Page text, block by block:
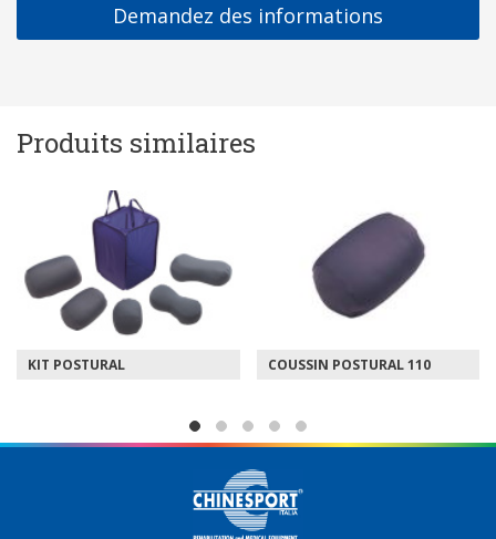
Demandez des informations
Produits similaires
KIT POSTURAL COUSSIN POSTURAL 110